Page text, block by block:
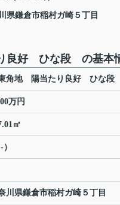
県鎌倉市稲村ガ崎 ５丁目
良好 ひな段 の基本
角地 陽当たり良好 ひな段
万円
㎡
川県鎌倉市稲村ガ崎 ５丁目